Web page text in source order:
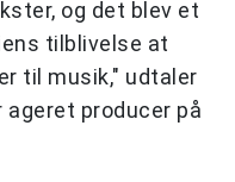
og det blev et
tilblivelse at
til musik," udtaler
ageret producer på